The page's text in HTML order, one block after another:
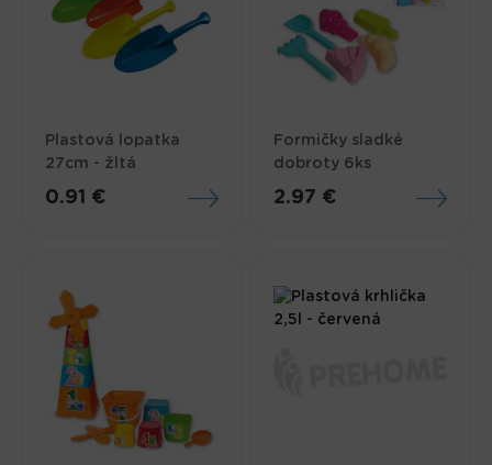
Plastová lopatka
27cm - žltá
0.91 €
Formičky sladké
dobroty 6ks
2.97 €